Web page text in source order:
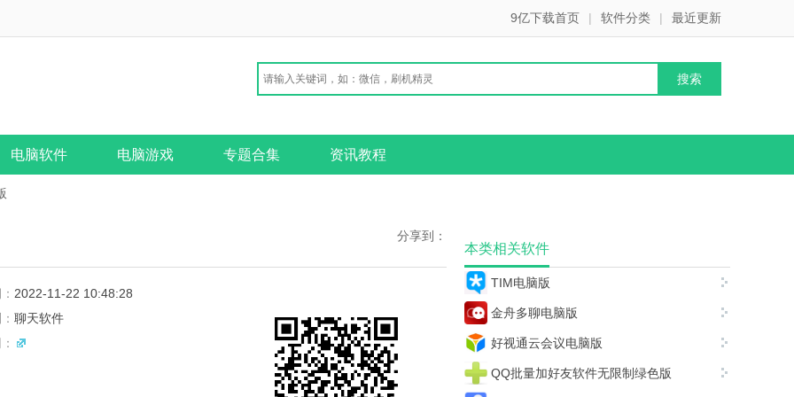
9亿下载首页 | 软件分类 | 最近更新
电脑软件 电脑游戏 专题合集 资讯教程
分享到：
2022-11-22 10:48:28
聊天软件
本类相关软件
TIM电脑版
金舟多聊电脑版
好视通云会议电脑版
QQ批量加好友软件无限制绿色版